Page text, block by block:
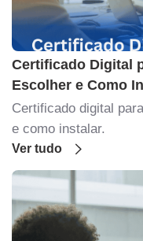
Certificado Digital
Escolher e Como
Certificado digital
e como instalar.
Ver tudo